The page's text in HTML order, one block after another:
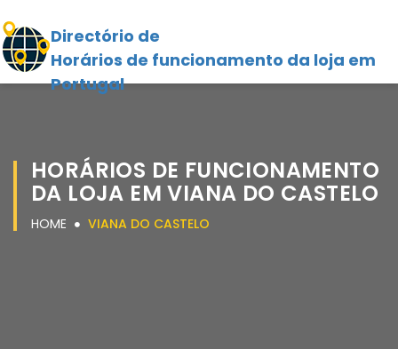
Directório de
Horários de funcionamento da loja em
Portugal
HORÁRIOS DE FUNCIONAMENTO
DA LOJA EM VIANA DO CASTELO
HOME VIANA DO CASTELO